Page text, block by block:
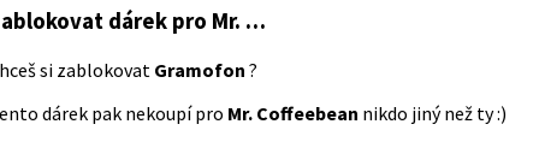
dárek pro Mr. …
si zablokovat Gramofon ?
dárek pak nekoupí pro Mr. Coffeebean nikdo jiný než ty :)